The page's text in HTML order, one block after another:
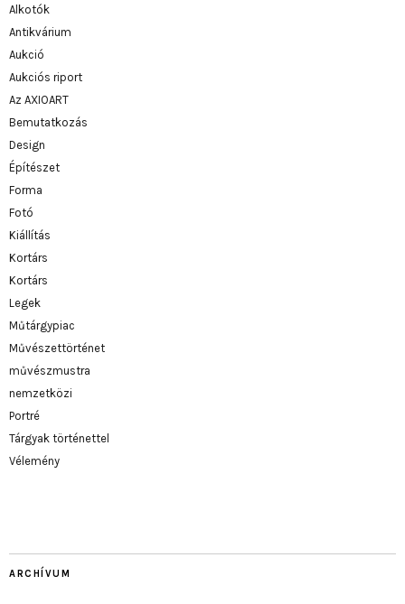
Alkotók
Antikvárium
Aukció
Aukciós riport
Az AXIOART
Bemutatkozás
Design
Építészet
Forma
Fotó
Kiállítás
Kortárs
Kortárs
Legek
Műtárgypiac
Művészettörténet
művészmustra
nemzetközi
Portré
Tárgyak történettel
Vélemény
ARCHÍVUM